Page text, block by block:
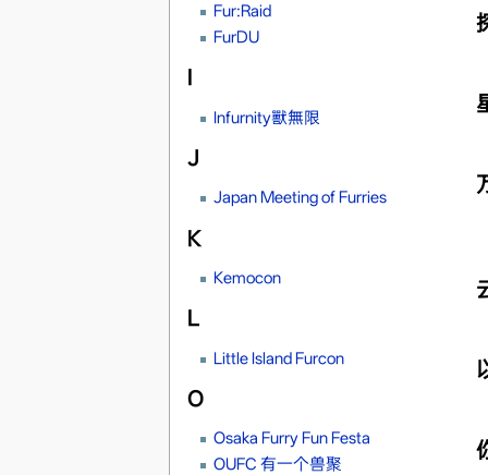
Fur:Raid
FurDU
I
Infurnity獸無限
J
Japan Meeting of Furries
K
Kemocon
L
Little Island Furcon
O
Osaka Furry Fun Festa
OUFC 有一个兽聚